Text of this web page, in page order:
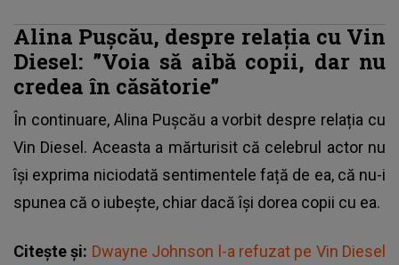
Alina Pușcău, despre relația cu Vin
Diesel: ”Voia să aibă copii, dar nu
credea în căsătorie”
În continuare, Alina Pușcău a vorbit despre relația cu
Vin Diesel . Aceasta a mărturisit că celebrul actor nu
își exprima niciodată sentimentele față de ea, că nu-i
spunea că o iubește, chiar dacă își dorea copii cu ea.
Citește și: Dwayne Johnson l-a refuzat pe Vin Diesel